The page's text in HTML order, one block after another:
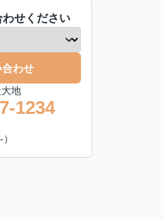
せください
わせ
地
1234